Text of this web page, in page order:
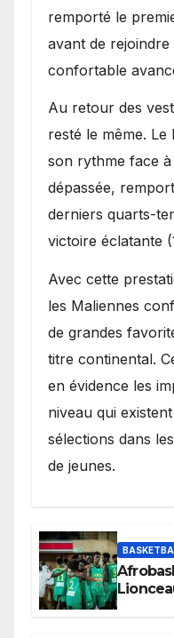
remporté le
avant de
confortable
Au retour des
resté le même.
son rythme face
dépassée,
derniers quarts-
victoire éclatante
Avec cette
les Maliennes
de grandes
titre continental.
en évidence les
niveau qui
sélections dans
de jeunes.